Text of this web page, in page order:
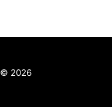
© 2026